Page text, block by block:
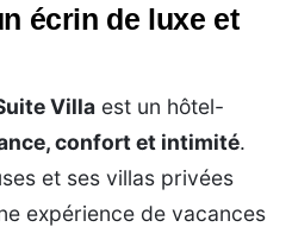
écrin de luxe et
Villa est un hôtel-
confort et intimité.
et ses villas privées
expérience de vacances